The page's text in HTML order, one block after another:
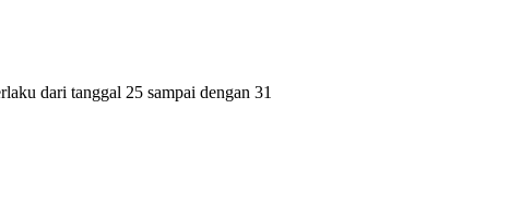
dari tanggal 25 sampai dengan 31